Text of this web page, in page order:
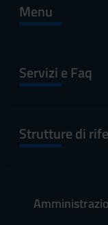
Menu
Servizi e Faq
Strutture di